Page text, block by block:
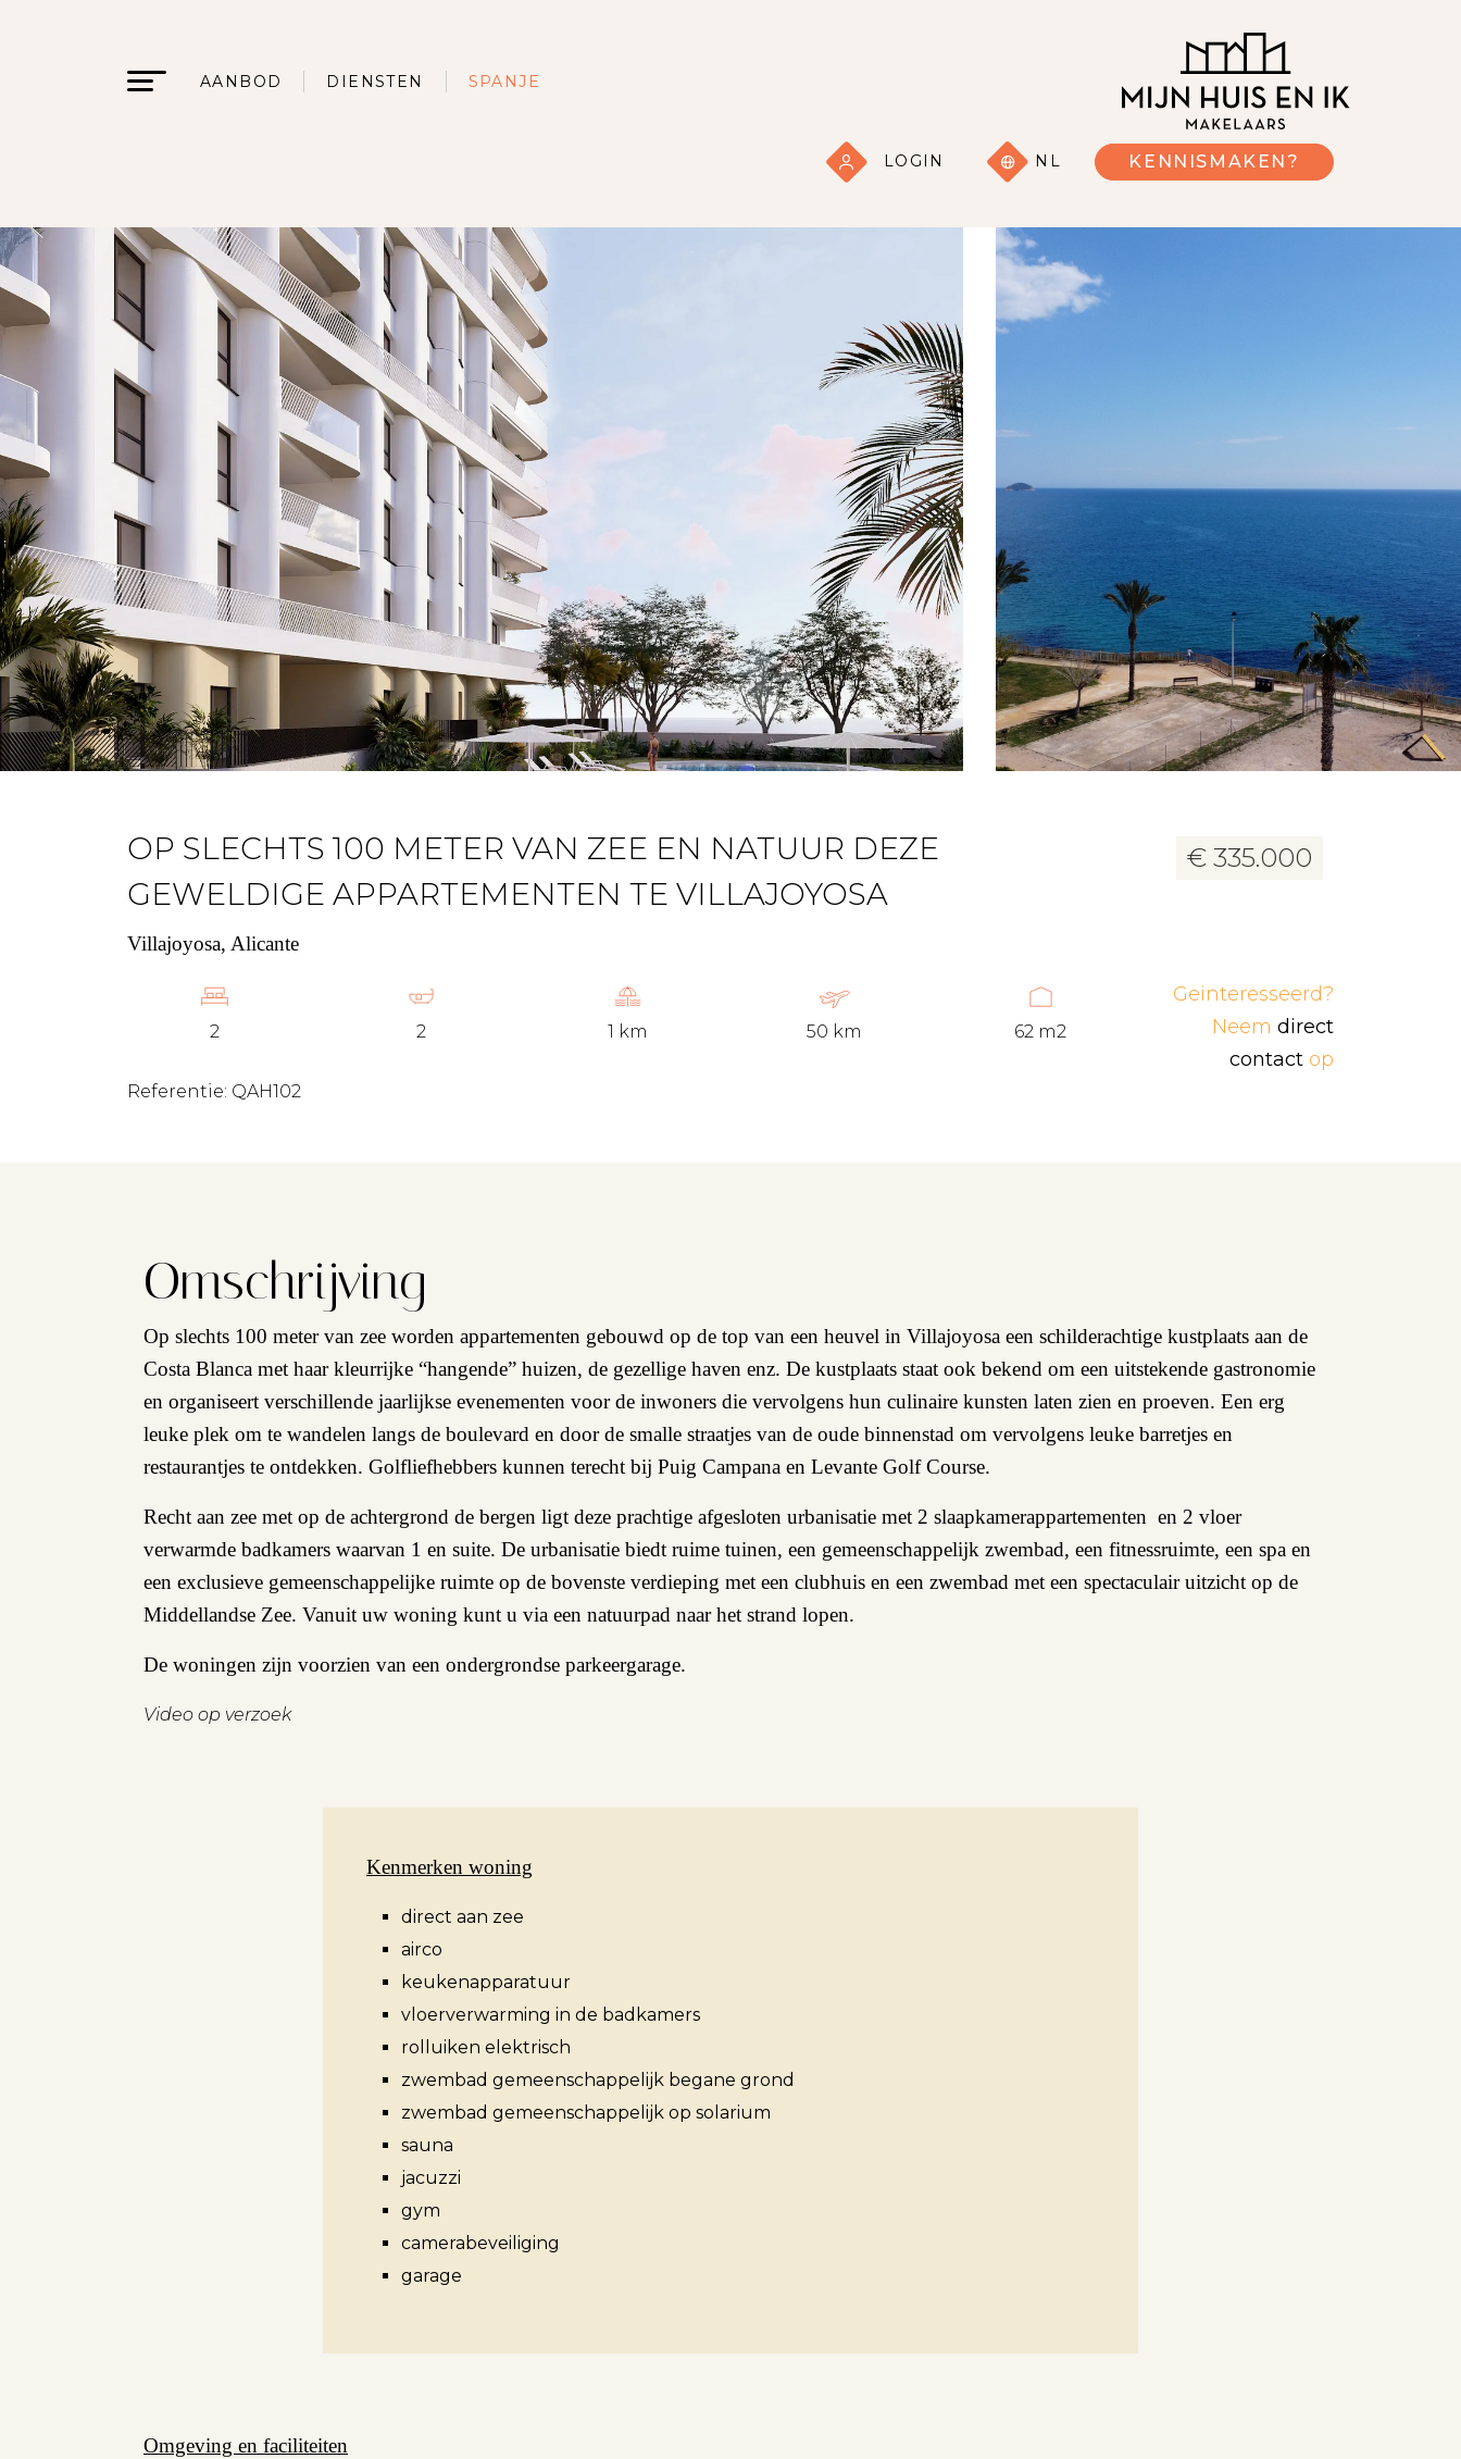
AANBOD DIENSTEN SPANJE
LOGIN NL KENNISMAKEN?
10 foto's
OP SLECHTS 100 METER VAN ZEE EN NATUUR DEZE
GEWELDIGE APPARTEMENTEN TE VILLAJOYOSA
Villajoyosa, Alicante
€ 335.000
2 2 1 km 50 km 62 m2
Geinteresseerd?
Neem direct
contactop
Referentie: QAH102
Omschrijving
Op slechts 100 meter van zee worden appartementen gebouwd op de top van een heuvel in Villajoyosa een schilderachtige kustplaats aan de
Costa Blanca met haar kleurrijke “hangende” huizen, de gezellige haven enz. De kustplaats staat ook bekend om een uitstekende gastronomie
en organiseert verschillende jaarlijkse evenementen voor de inwoners die vervolgens hun culinaire kunsten laten zien en proeven. Een erg
leuke plek om te wandelen langs de boulevard en door de smalle straatjes van de oude binnenstad om vervolgens leuke barretjes en
restaurantjes te ontdekken. Golfliefhebbers kunnen terecht bij Puig Campana en Levante Golf Course.
Recht aan zee met op de achtergrond de bergen ligt deze prachtige afgesloten urbanisatie met 2 slaapkamerappartementen en 2 vloer
verwarmde badkamers waarvan 1 en suite. De urbanisatie biedt ruime tuinen, een gemeenschappelijk zwembad, een fitnessruimte, een spa en
een exclusieve gemeenschappelijke ruimte op de bovenste verdieping met een clubhuis en een zwembad met een spectaculair uitzicht op de
Middellandse Zee. Vanuit uw woning kunt u via een natuurpad naar het strand lopen.
De woningen zijn voorzien van een ondergrondse parkeergarage.
Video op verzoek
Kenmerken woning
direct aan zee
airco
keukenapparatuur
vloerverwarming in de badkamers
rolluiken elektrisch
zwembad gemeenschappelijk begane grond
zwembad gemeenschappelijk op solarium
sauna
jacuzzi
gym
camerabeveiliging
garage
Omgeving en faciliteiten